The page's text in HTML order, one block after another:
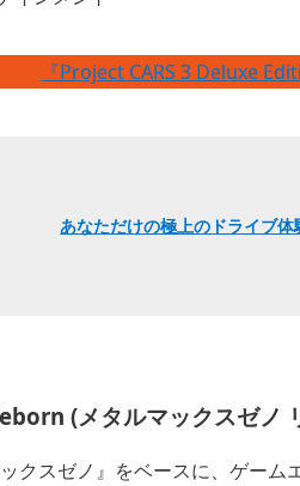
『Project CARS 3 Deluxe
あなただけの極上のドライブ
(メタルマックスゼノ
クスゼノ』をベースに、ゲー